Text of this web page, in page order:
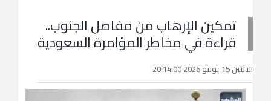
تمكين الإرهاب من مفاصل الجنوب..
قراءة في مخاطر المؤامرة السعودية
الاثنين 15 يونيو 2026 20:14:00